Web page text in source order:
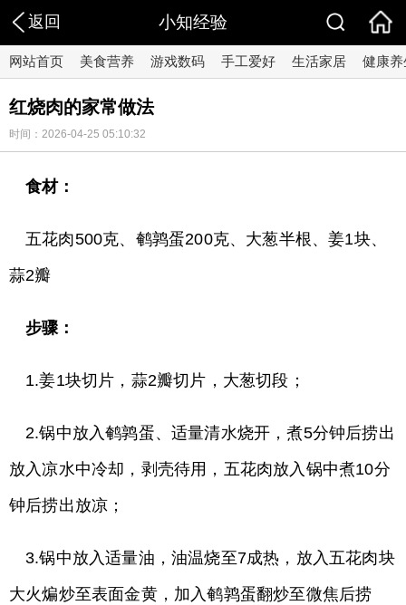
返回 小知经验
网站首页 美食营养 游戏数码 手工爱好 生活家居 健康养
红烧肉的家常做法
时间：2026-04-25 05:10:32
食材：
五花肉500克、鹌鹑蛋200克、大葱半根、姜1块、
蒜2瓣
步骤：
1.姜1块切片，蒜2瓣切片，大葱切段；
2.锅中放入鹌鹑蛋、适量清水烧开，煮5分钟后捞出
放入凉水中冷却，剥壳待用，五花肉放入锅中煮10分
钟后捞出放凉；
3.锅中放入适量油，油温烧至7成热，放入五花肉块
大火煸炒至表面金黄，加入鹌鹑蛋翻炒至微焦后捞